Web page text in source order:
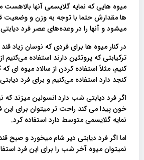
میوه هایی که نمایه گلایسمی آنها بالاهست
میشود و آنها را در وعده‌های عصر فرد
در کنار میوه ها برای فردی که نوسان زیاد
ترکیابتی که پروتئین دارند استفاده می‌کنیم
کنیم، مثلاً استفاده کردن از سالاد میوه ای
کنجد دارد استفاده می‌کنیم و برای فرد
اگر فرد دیابتی شب دارد انسولین میزند
خون پیدا می کند راحت تر میتوان برای این
نمایه گلایسمی متوسط دارد استفاده کرد.
اما اگر فرد دیابتی دیر شام میخورد و صبح
نمیتوان میوه آخر شب را برای این فرد